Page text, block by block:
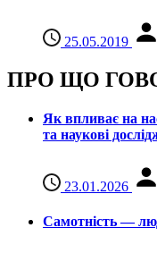
25.05.2019
ПРО ЩО
Як впливає на
та наукові
23.01.2026
Самотність —